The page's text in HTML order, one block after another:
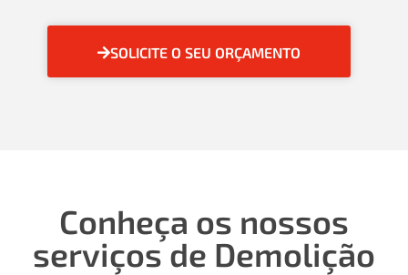
SOLICITE O SEU ORÇAMENTO
Conheça os nossos
serviços de Demolição